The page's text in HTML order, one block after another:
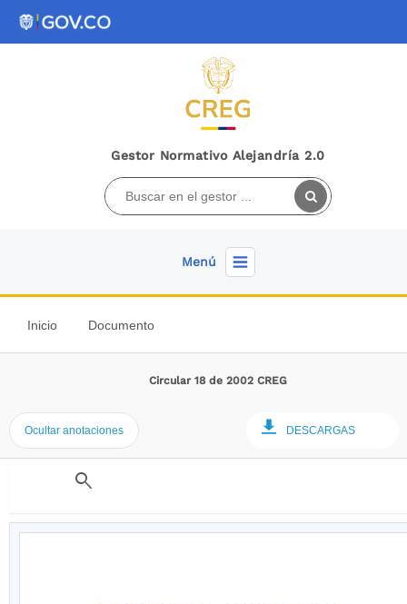
Gestor Normativo Alejandría 2.0
Menú
Inicio Documento
Circular 18 de 2002 CREG
Ocultar anotaciones DESCARGAS
search